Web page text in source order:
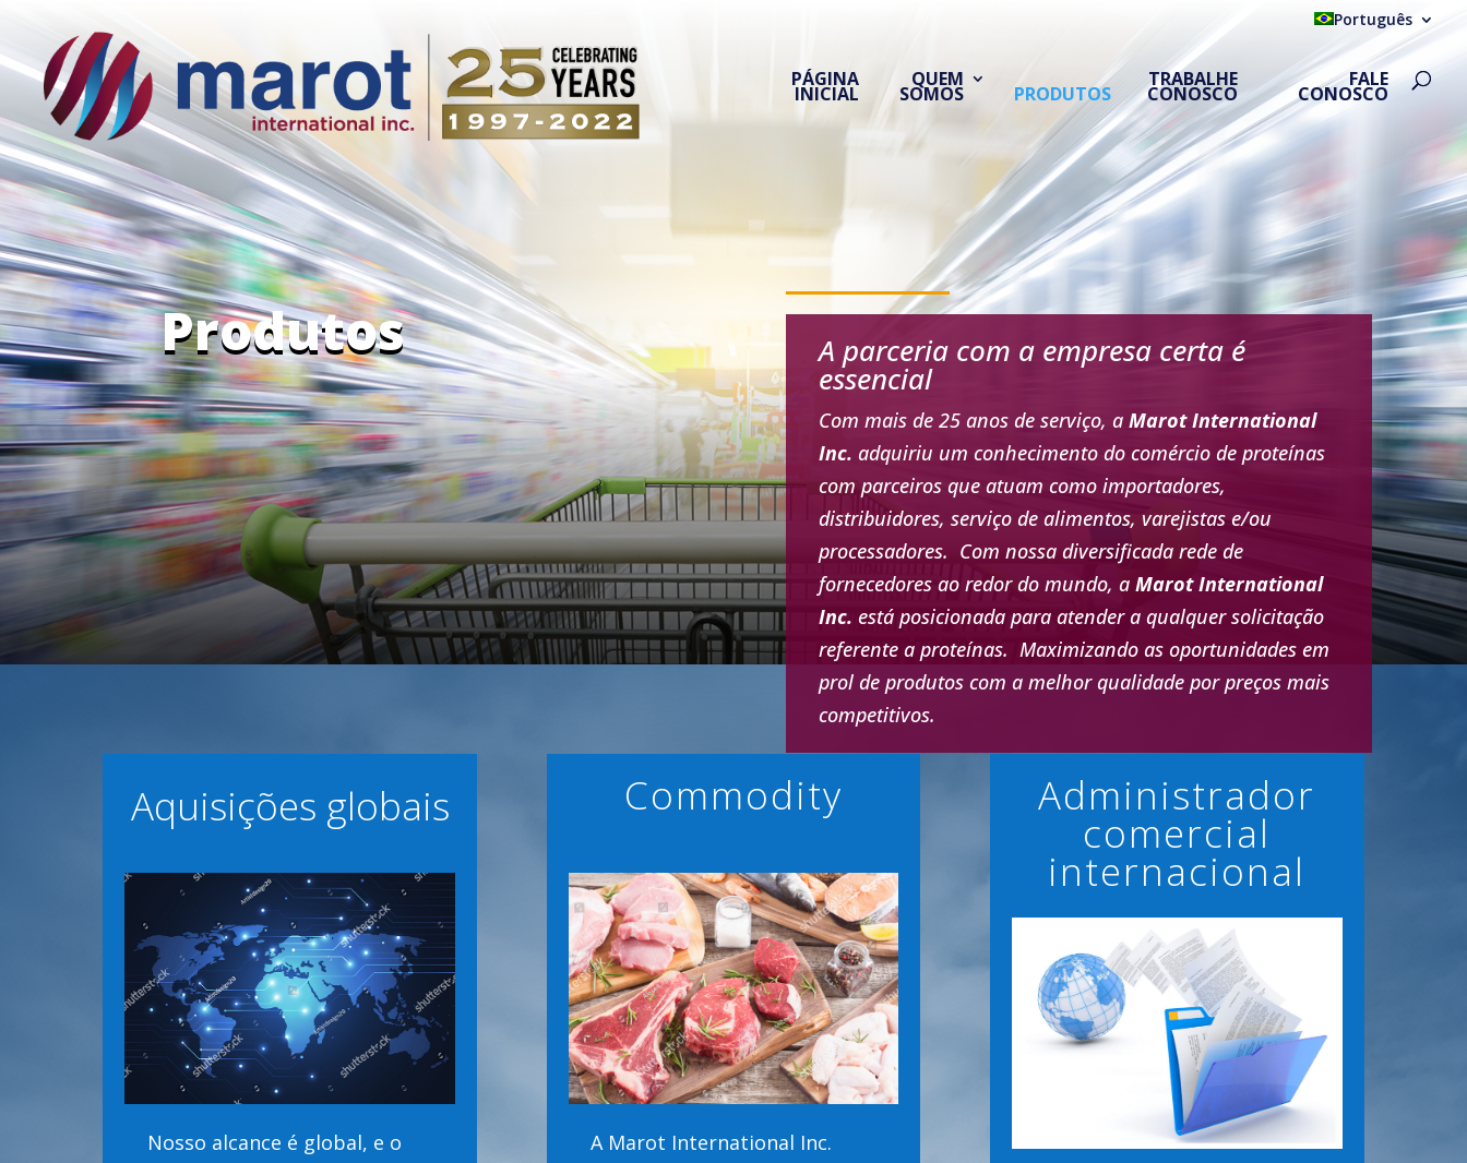
Português
PÁGINA
INICIAL
QUEM
SOMOS PRODUTOS
TRABALHE
CONOSCO
FALE
CONOSCO
Produtos A parceria com a empresa certa é
essencial
Com mais de 25 anos de serviço, a Marot International
Inc. adquiriu um conhecimento do comércio de proteínas
com parceiros que atuam como importadores,
distribuidores, serviço de alimentos, varejistas e/ou
processadores. Com nossa diversificada rede de
fornecedores ao redor do mundo, a Marot International
Inc. está posicionada para atender a qualquer solicitação
referente a proteínas. Maximizando as oportunidades em
prol de produtos com a melhor qualidade por preços mais
competitivos.
Aquisições globais
Nosso alcance é global, e o
Commodity
A Marot International Inc.
Administrador
comercial
internacional